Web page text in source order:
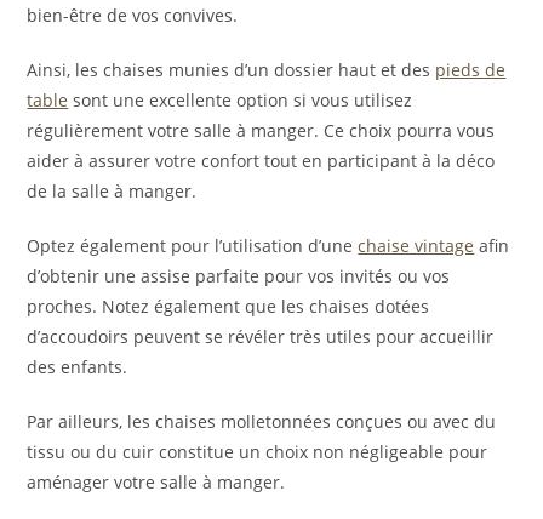
bien-être de vos convives.
Ainsi, les chaises munies d’un dossier haut et des pieds de
table sont une excellente option si vous utilisez
régulièrement votre salle à manger. Ce choix pourra vous
aider à assurer votre confort tout en participant à la déco
de la salle à manger.
Optez également pour l’utilisation d’unechaise vintage afin
d’obtenir une assise parfaite pour vos invités ou vos
proches. Notez également que les chaises dotées
d’accoudoirs peuvent se révéler très utiles pour accueillir
des enfants.
Par ailleurs, les chaises molletonnées conçues ou avec du
tissu ou du cuir constitue un choix non négligeable pour
aménager votre salle à manger.